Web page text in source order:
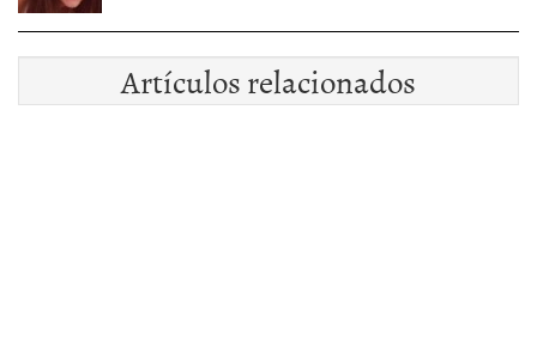
Artículos relacionados